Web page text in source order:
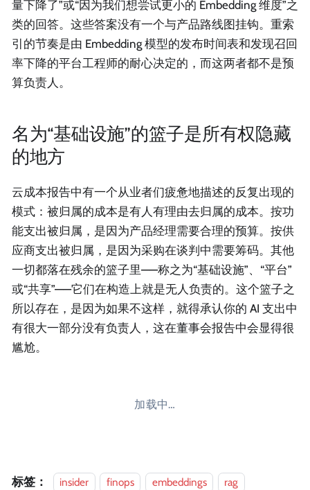
量下降了”或“因为我们想尝试更小的 Embedding 维度”之
类的回答。这些答案没有一个与产品路线图挂钩。重索
引的节奏是由 Embedding 模型的发布时间表和发现召回
率下降的平台工程师的耐心决定的，而这两者都不是预
算负责人。
名为“基础设施”的篮子是所有权隐藏
的地方
云成本报告中有一个从业者们疲惫地描述的反复出现的
模式：被归属的成本是有人有理由去归属的成本。按功
能支出被归属，是因为产品经理需要合理的预算。按供
应商支出被归属，是因为采购在谈判中需要筹码。其他
一切都落在残余的篮子里——称之为“基础设施”、“平台”
或“共享”——它们在构造上就是无人负责的。这个篮子之
所以存在，是因为如果不这样，就得承认你的 AI 支出中
有很大一部分没有负责人，这在董事会报告中会显得很
尴尬。
加载中…
标签： insider finops embeddings
rag